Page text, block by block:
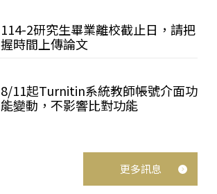
114-2研究生畢業離校截止日，請把
握時間上傳論文
8/11起Turnitin系統教師帳號介面功
能變動，不影響比對功能
更多訊息